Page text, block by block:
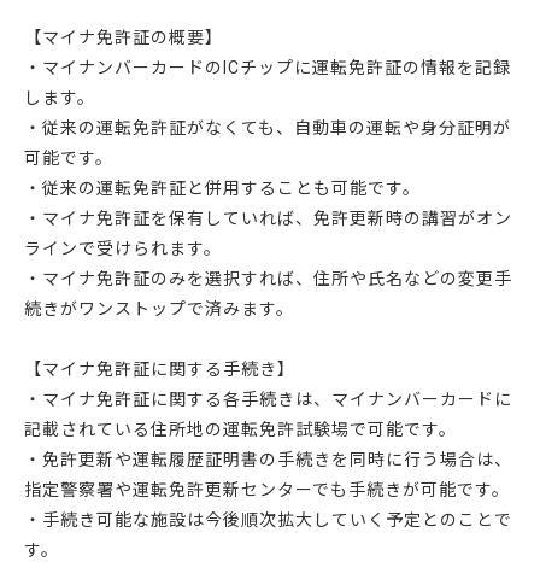
【マイナ免許証の概要】
・マイナンバーカードのICチップに運転免許証の情報を記録
します。
・従来の運転免許証がなくても、自動車の運転や身分証明が
可能です。
・従来の運転免許証と併用することも可能です。
・マイナ免許証を保有していれば、免許更新時の講習がオン
ラインで受けられます。
・マイナ免許証のみを選択すれば、住所や氏名などの変更手
続きがワンストップで済みます。
【マイナ免許証に関する手続き】
・マイナ免許証に関する各手続きは、マイナンバーカードに
記載されている住所地の運転免許試験場で可能です。
・免許更新や運転履歴証明書の手続きを同時に行う場合は、
指定警察署や運転免許更新センターでも手続きが可能です。
・手続き可能な施設は今後順次拡大していく予定とのことで
す。